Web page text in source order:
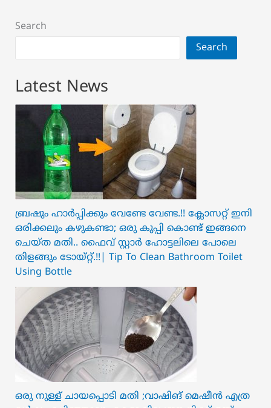
Search
Search
Latest News
ബ്രഷും ഹാർപ്പിക്കും വേണ്ടേ വേണ്ട.!! ക്ലോസറ്റ് ഇനി
ഒരിക്കലും കഴുകണ്ടാ; ഒരു കുപ്പി കൊണ്ട് ഇങ്ങനെ
ചെയ്ത മതി.. ഫൈവ് സ്റ്റാർ ഹോട്ടലിലെ പോലെ
തിളങ്ങും ടോയ്റ്റ്.!!| Tip To Clean Bathroom Toilet
Using Bottle
ഒരു നുള്ള് ചായപ്പൊടി മതി ;വാഷിങ് മെഷീൻ എത്ര